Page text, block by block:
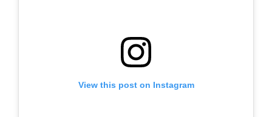
View this post on Instagram